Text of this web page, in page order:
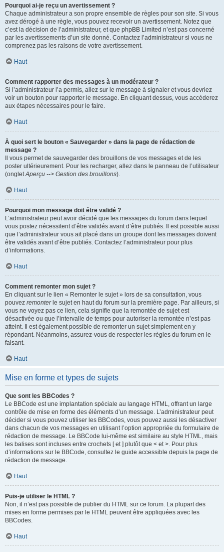
Pourquoi ai-je reçu un avertissement ?
Chaque administrateur a son propre ensemble de règles pour son site. Si vous
avez dérogé à une règle, vous pouvez recevoir un avertissement. Notez que
c’est la décision de l’administrateur, et que phpBB Limited n’est pas concerné
par les avertissements d’un site donné. Contactez l’administrateur si vous ne
comprenez pas les raisons de votre avertissement.
Haut
Comment rapporter des messages à un modérateur ?
Si l’administrateur l’a permis, allez sur le message à signaler et vous devriez
voir un bouton pour rapporter le message. En cliquant dessus, vous accéderez
aux étapes nécessaires pour le faire.
Haut
À quoi sert le bouton « Sauvegarder » dans la page de rédaction de
message ?
Il vous permet de sauvegarder des brouillons de vos messages et de les
poster ultérieurement. Pour les recharger, allez dans le panneau de l’utilisateur
(ongletAperçu --> Gestion des brouillons).
Haut
Pourquoi mon message doit être validé ?
L’administrateur peut avoir décidé que les messages du forum dans lequel
vous postez nécessitent d’être validés avant d’être publiés. Il est possible aussi
que l’administrateur vous ait placé dans un groupe dont les messages doivent
être validés avant d’être publiés. Contactez l’administrateur pour plus
d’informations.
Haut
Comment remonter mon sujet ?
En cliquant sur le lien « Remonter le sujet » lors de sa consultation, vous
pouvez remonterle sujet en haut du forum sur la première page. Par ailleurs, si
vous ne voyez pas ce lien, cela signifie que la remontée de sujet est
désactivée ou que l’intervalle de temps pour autoriser la remontée n’est pas
atteint. Il est également possible de remonter un sujet simplement en y
répondant. Néanmoins, assurez-vous de respecter les règles du forum en le
faisant.
Haut
Mise en forme et types de sujets
Que sont les BBCodes ?
Le BBCode est une implantation spéciale au langage HTML, offrant un large
contrôle de mise en forme des éléments d’un message. L’administrateur peut
décider si vous pouvez utiliser les BBCodes, vous pouvez aussi les désactiver
dans chacun de vos messages en utilisant l’option appropriée du formulaire de
rédaction de message. Le BBCode lui-même est similaire au style HTML, mais
les balises sont incluses entre crochets [ et ] plutôt que < et >. Pour plus
d’informations sur le BBCode, consultez le guide accessible depuis la page de
rédaction de message.
Haut
Puis-je utiliser le HTML ?
Non, il n’est pas possible de publier du HTML sur ce forum. La plupart des
mises en forme permises par le HTML peuvent être appliquées avec les
BBCodes.
Haut